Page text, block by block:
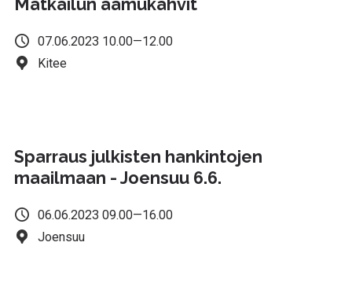
Matkailun aamukahvit
07.06.2023 10.00—12.00
Kitee
Sparraus julkisten hankintojen
maailmaan - Joensuu 6.6.
06.06.2023 09.00—16.00
Joensuu